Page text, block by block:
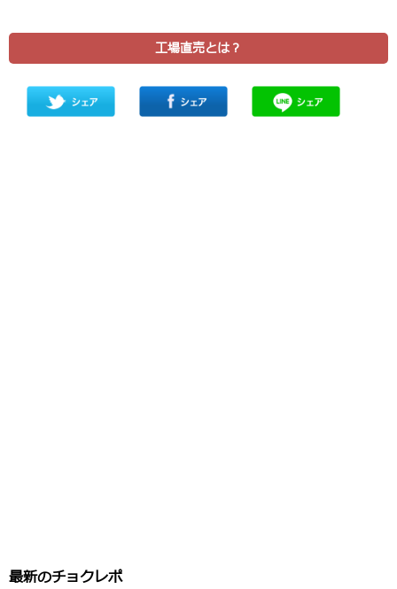
工場直売とは？
最新のチョクレポ